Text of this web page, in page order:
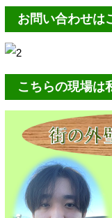
お問い合わせは
こちらの現場は